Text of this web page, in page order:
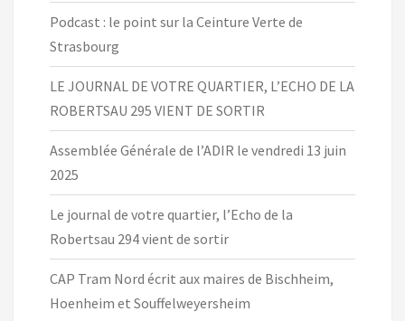
Podcast : le point sur la Ceinture Verte de
Strasbourg
LE JOURNAL DE VOTRE QUARTIER, L’ECHO DE LA
ROBERTSAU 295 VIENT DE SORTIR
Assemblée Générale de l’ADIR le vendredi 13 juin
2025
Le journal de votre quartier, l’Echo de la
Robertsau 294 vient de sortir
CAP Tram Nord écrit aux maires de Bischheim,
Hoenheim et Souffelweyersheim